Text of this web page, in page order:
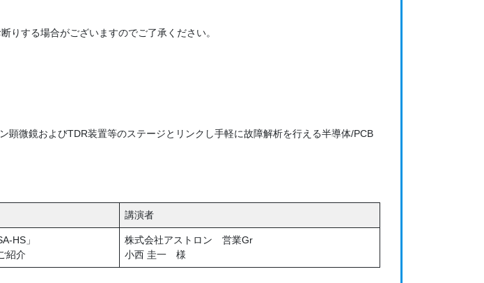
りする場合がございますのでご了承ください。
微鏡およびTDR装置等のステージとリンクし手軽に故障解析を行える半導体/PCB
講演者
HS」
紹介
株式会社アストロン 営業Gr
小西 圭一 様